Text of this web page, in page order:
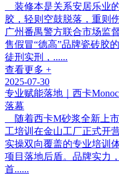
装修本是关系安居乐业
胶，轻则空鼓脱落，重则
广州番禺警方联合市场监
售假冒“德高”品牌瓷砖胶
徒刑实刑，......
查看更多 +
2025-07-30
专业赋能落地｜西卡
落幕
随着西卡M砂浆全新上
工培训在金山工厂正式开
实操双向覆盖的专业培训
项目落地后盾。品牌实
首......